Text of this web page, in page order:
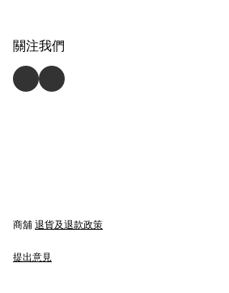
關注我們
商舖 退貨及退款政策
提出意見